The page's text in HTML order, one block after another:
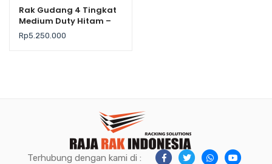
Rak Gudang 4 Tingkat
Medium Duty Hitam –
Krisbow
Rp5.250.000
Terhubung dengan kami di :